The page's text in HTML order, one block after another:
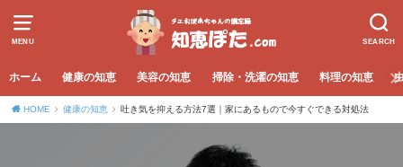
MENU SEARCH
ホーム 健康の知恵 美容の知恵 掃除・洗濯の知恵 料理の知恵
HOME 健康の知恵 吐き気を抑える方法7選｜家にあるもので今すぐできる対処法